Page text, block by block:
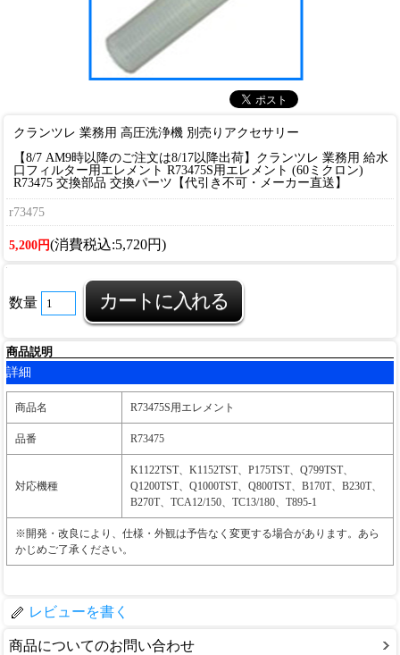
クランツレ 業務用 高圧洗浄機 別売りアクセサリー
【8/7 AM9時以降のご注文は8/17以降出荷】クランツレ 業務用 給水
口フィルター用エレメント R73475S用エレメント (60ミクロン)
R73475 交換部品 交換パーツ【代引き不可・メーカー直送】
r73475
5,200円(消費税込:5,720円)
数量
商品説明
詳細
商品名 R73475S用エレメント
品番 R73475
対応機種
K1122TST、K1152TST、P175TST、Q799TST、
Q1200TST、Q1000TST、Q800TST、B170T、B230T、
B270T、TCA12/150、TC13/180、T895-1
※開発・改良により、仕様・外観は予告なく変更する場合があります。あら
かじめご了承ください。
レビューを書く
商品についてのお問い合わせ